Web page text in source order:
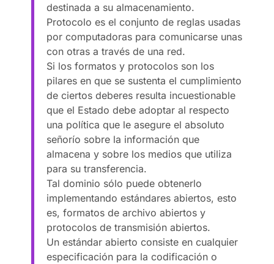
destinada a su almacenamiento.
Protocolo es el conjunto de reglas usadas
por computadoras para comunicarse unas
con otras a través de una red.
Si los formatos y protocolos son los
pilares en que se sustenta el cumplimiento
de ciertos deberes resulta incuestionable
que el Estado debe adoptar al respecto
una política que le asegure el absoluto
señorío sobre la información que
almacena y sobre los medios que utiliza
para su transferencia.
Tal dominio sólo puede obtenerlo
implementando estándares abiertos, esto
es, formatos de archivo abiertos y
protocolos de transmisión abiertos.
Un estándar abierto consiste en cualquier
especificación para la codificación o